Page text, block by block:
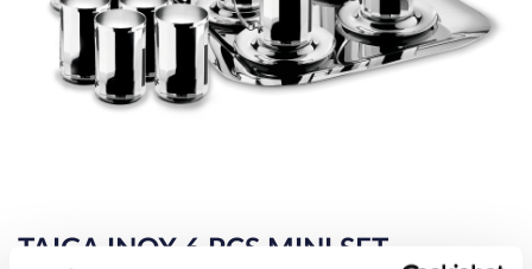
TAIGA INOX 6 PCS MINI SET